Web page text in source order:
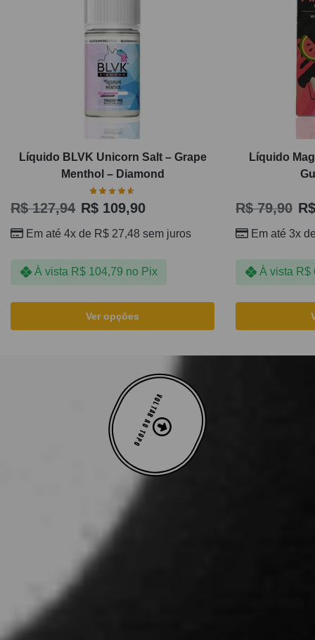
Líquido BLVK Unicorn Salt – Grape
Menthol – Diamond
R$127,94 R$ 109,90
Em até 4x de R$ 27,48 sem juros
À vista R$104,79 no Pix
Ver opções
Líquido
R$79,90 R$
Em até 3x
À vista R$
VOLTAR AO TOPO